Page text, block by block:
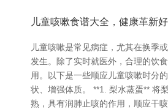
儿童咳嗽食谱大全，健康革新
儿童咳嗽是常见病症，尤其在换季
发生。除了实时就医外，合理的饮
用。以下是一些顺应儿童咳嗽时分
状、增强体质。 **1. 梨水蒸蛋** 将
熟，具有润肺止咳的作用，顺应干